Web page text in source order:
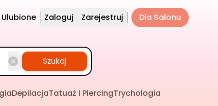
Ulubione Zaloguj Zarejestruj Dla Salonu
Szukaj
DepilacjaTatuaż i PiercingTrychologia